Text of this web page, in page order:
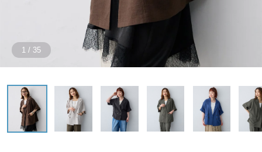
1 / 35